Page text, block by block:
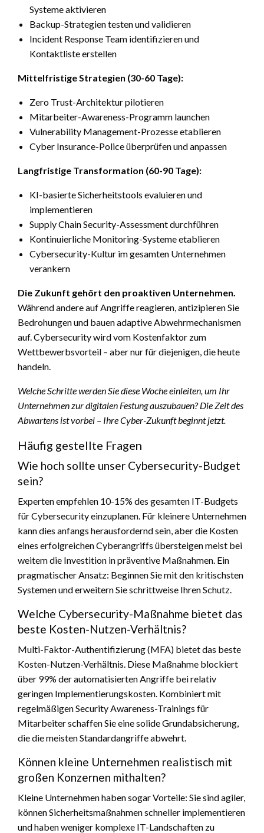
Systeme aktivieren
Backup-Strategien testen und validieren
Incident Response Team identifizieren und
Kontaktliste erstellen
Mittelfristige Strategien (30-60 Tage):
Zero Trust-Architektur pilotieren
Mitarbeiter-Awareness-Programm launchen
Vulnerability Management-Prozesse etablieren
Cyber Insurance-Police überprüfen und anpassen
Langfristige Transformation (60-90 Tage):
KI-basierte Sicherheitstools evaluieren und
implementieren
Supply Chain Security-Assessment durchführen
Kontinuierliche Monitoring-Systeme etablieren
Cybersecurity-Kultur im gesamten Unternehmen
verankern
Die Zukunft gehört den proaktiven Unternehmen.
Während andere auf Angriffe reagieren, antizipieren Sie
Bedrohungen und bauen adaptive Abwehrmechanismen
auf. Cybersecurity wird vom Kostenfaktor zum
Wettbewerbsvorteil – aber nur für diejenigen, die heute
handeln.
Welche Schritte werden Sie diese Woche einleiten, um Ihr
Unternehmen zur digitalen Festung auszubauen? Die Zeit des
Abwartens ist vorbei – Ihre Cyber-Zukunft beginnt jetzt.
Häufig gestellte Fragen
Wie hoch sollte unser Cybersecurity-Budget
sein?
Experten empfehlen 10-15% des gesamten IT-Budgets
für Cybersecurity einzuplanen. Für kleinere Unternehmen
kann dies anfangs herausfordernd sein, aber die Kosten
eines erfolgreichen Cyberangriffs übersteigen meist bei
weitem die Investition in präventive Maßnahmen. Ein
pragmatischer Ansatz: Beginnen Sie mit den kritischsten
Systemen und erweitern Sie schrittweise Ihren Schutz.
Welche Cybersecurity-Maßnahme bietet das
beste Kosten-Nutzen-Verhältnis?
Multi-Faktor-Authentifizierung (MFA) bietet das beste
Kosten-Nutzen-Verhältnis. Diese Maßnahme blockiert
über 99% der automatisierten Angriffe bei relativ
geringen Implementierungskosten. Kombiniert mit
regelmäßigen Security Awareness-Trainings für
Mitarbeiter schaffen Sie eine solide Grundabsicherung,
die die meisten Standardangriffe abwehrt.
Können kleine Unternehmen realistisch mit
großen Konzernen mithalten?
Kleine Unternehmen haben sogar Vorteile: Sie sind agiler,
können Sicherheitsmaßnahmen schneller implementieren
und haben weniger komplexe IT-Landschaften zu